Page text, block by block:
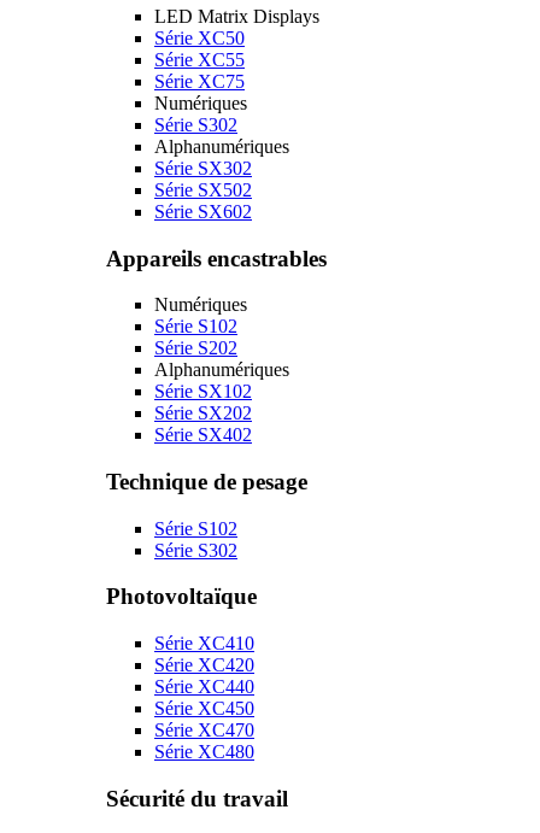
LED Matrix Displays
Série XC50
Série XC55
Série XC75
Numériques
Série S302
Alphanumériques
Série SX302
Série SX502
Série SX602
Appareils encastrables
Numériques
Série S102
Série S202
Alphanumériques
Série SX102
Série SX202
Série SX402
Technique de pesage
Série S102
Série S302
Photovoltaïque
Série XC410
Série XC420
Série XC440
Série XC450
Série XC470
Série XC480
Sécurité du travail